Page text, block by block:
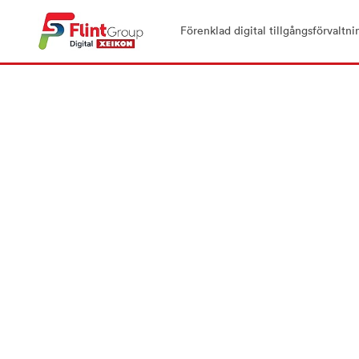
Förenklad digital